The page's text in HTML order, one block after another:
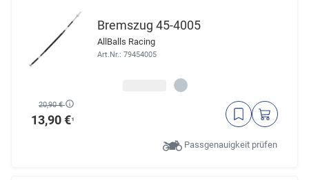
Bremszug 45-4005
AllBalls Racing
Art.Nr.: 79454005
20,90 €
13,90 €¹
Passgenauigkeit prüfen